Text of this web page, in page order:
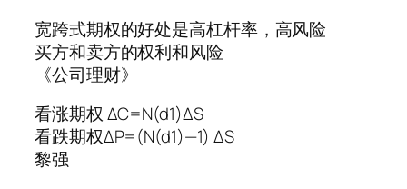
宽跨式期权的好处是高杠杆率，高风险
买方和卖方的权利和风险
《公司理财》
看涨期权 ΔC=N(d1)ΔS
看跌期权ΔP=(N(d1)—1) ΔS
黎强